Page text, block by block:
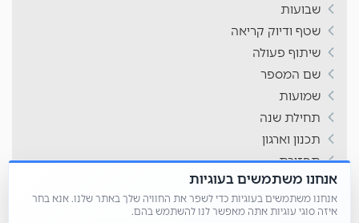
שבועות
שטף ודיוק קריאה
שיתוף פעולה
שם המספר
שמועות
תחילת שנה
תכנון וארגון
תפזורת
תשבצים
אנחנו משתמשים בעוגיות
אנחנו משתמשים בעוגיות כדי לשפר את החוויה שלך באתר שלנו. אנא בחר
איזה סוגי עוגיות אתה מאפשר לנו להשתמש בהם.